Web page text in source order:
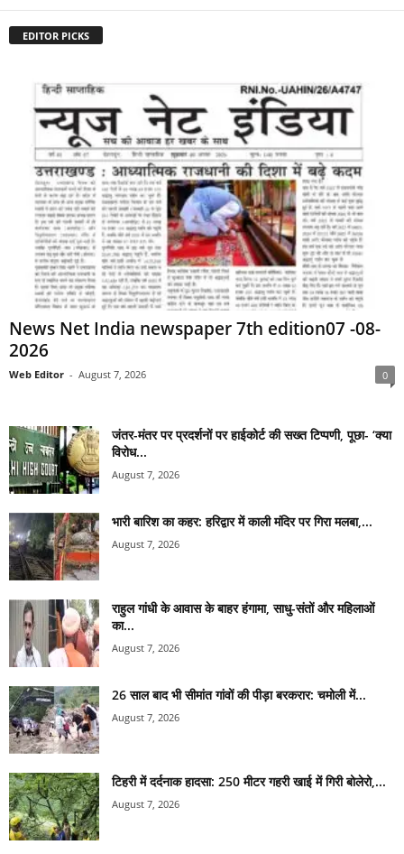
EDITOR PICKS
News Net India newspaper 7th edition07 -08-
2026
Web Editor - August 7, 2026 0
जंतर-मंतर पर प्रदर्शनों पर हाईकोर्ट की सख्त टिप्पणी, पूछा- ‘क्या
विरोध...
August 7, 2026
भारी बारिश का कहर: हरिद्वार में काली मंदिर पर गिरा मलबा,...
August 7, 2026
राहुल गांधी के आवास के बाहर हंगामा, साधु-संतों और महिलाओं
का...
August 7, 2026
26 साल बाद भी सीमांत गांवों की पीड़ा बरकरार: चमोली में...
August 7, 2026
टिहरी में दर्दनाक हादसा: 250 मीटर गहरी खाई में गिरी बोलेरो,...
August 7, 2026